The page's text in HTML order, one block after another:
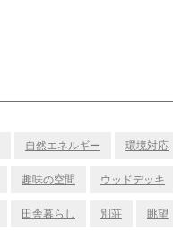
自然エネルギー 環境対応
趣味の空間 ウッドデッキ
田舎暮らし 別荘 眺望